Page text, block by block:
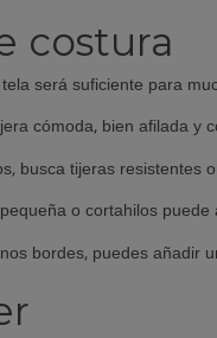
costura
será suficiente para
cómoda, bien afilada y
busca tijeras resistentes
o cortahilos
bordes, puedes añadir